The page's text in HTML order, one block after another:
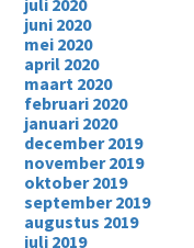
juli 2020
juni 2020
mei 2020
april 2020
maart 2020
februari 2020
januari 2020
december 2019
november 2019
oktober 2019
september 2019
augustus 2019
juli 2019